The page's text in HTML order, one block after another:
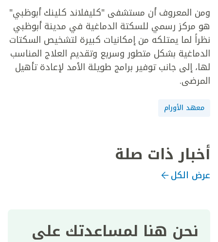
ومن المعروف أن مستشفى "كليفلاند كلينك أبوظبي"
هو مركز رسمي للسكتة الدماغية في مدينة أبوظبي
نظراً لما يمتلكه من إمكانيات كبيرة لتشخيص السكتات
الدماغية بشكل متطور وسريع وتقديم العلاج المناسب
لها، إلى جانب توفير برامج طويلة الأمد لإعادة تأهيل
المرضى.
معهد الأورام
أخبار ذات صلة
عرض الكل
نحن هنا لمساعدتك على